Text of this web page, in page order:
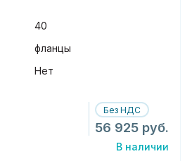
40
фланцы
Нет
Без НДС
56 925 руб.
В наличии